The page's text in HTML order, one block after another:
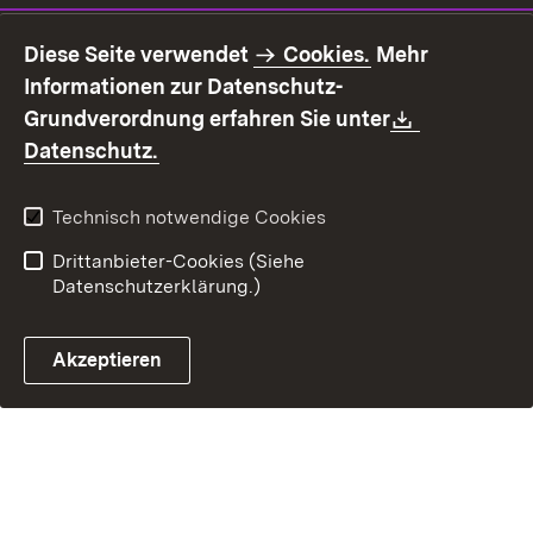
Benutzungshinweise
Erklärung zur
Barrierefreiheit
Kontakt
Fehlerhaften Link melden
Diese Seite verwendet Cookies. Mehr
Informationen zur Datenschutz-
Grundverordnung erfahren Sie unter
Datenschutz.
Technisch notwendige Cookies
Drittanbieter-Cookies (Siehe
Datenschutzerklärung.)
Akzeptieren